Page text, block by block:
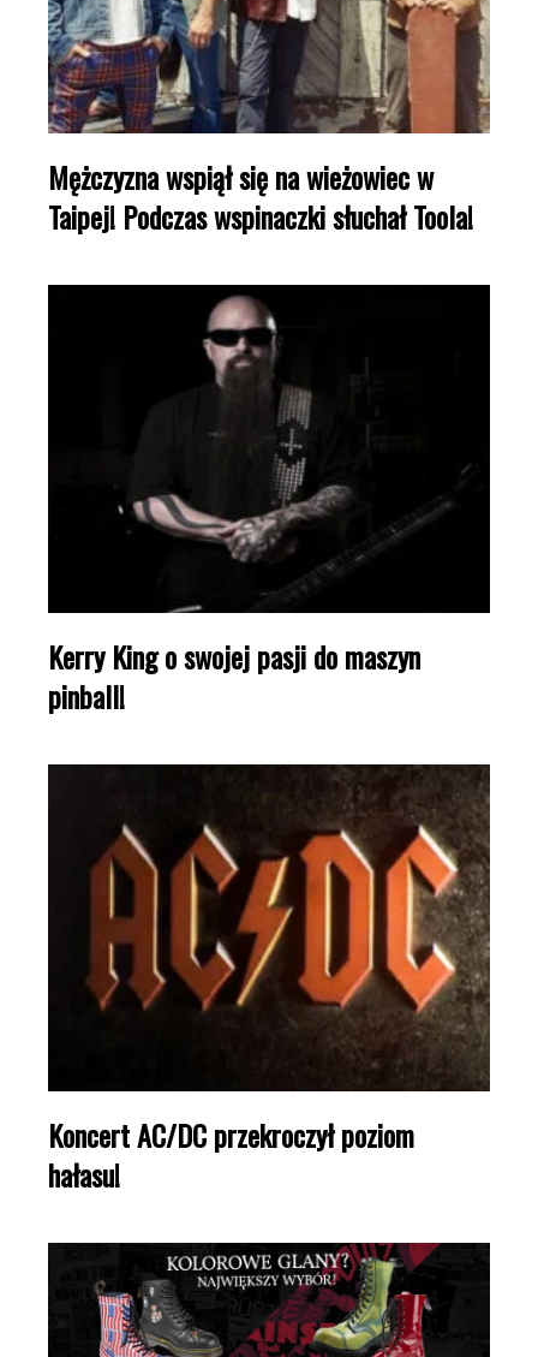
Mężczyzna wspiął się na wieżowiec w
Taipej! Podczas wspinaczki słuchał Toola!
Kerry King o swojej pasji do maszyn
pinball!
Koncert AC/DC przekroczył poziom
hałasu!